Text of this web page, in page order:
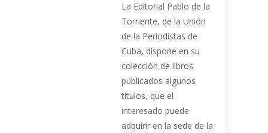
La Editorial Pablo de la
Torriente, de la Unión
de la Periodistas de
Cuba, dispone en su
colección de libros
publicados algunos
títulos, que el
interesado puede
adquirir en la sede de la